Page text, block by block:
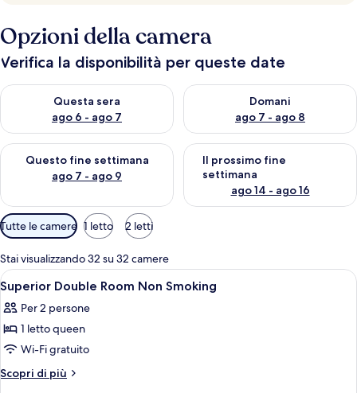
Opzioni della camera
Verifica la disponibilità per queste date
Questa sera
ago 6 - ago 7
Verifica la disponibilità per questa sera, ago 6 - ago 7
Domani
ago 7 - ago 8
Verifica la disponibilità per
Questo fine settimana
ago 7 - ago 9
Verifica la disponibilità per questo fine settimana, ago 7 - ago
Il prossimo fine
settimana
ago 14 - ago 16
Verifica la disponibilità per il
Filtri
disponibili
per
le
camere
Tutte le camere 1 letto 2 letti
Stai visualizzando 32 su 32 camere
Apri
tutte
le
foto
per
Superior
Biancheria da letto di alta qualità,
3
Superior Double Room Non Smoking
Per 2 persone
1 letto queen
Wi-Fi gratuito
Scopri di più
Altri